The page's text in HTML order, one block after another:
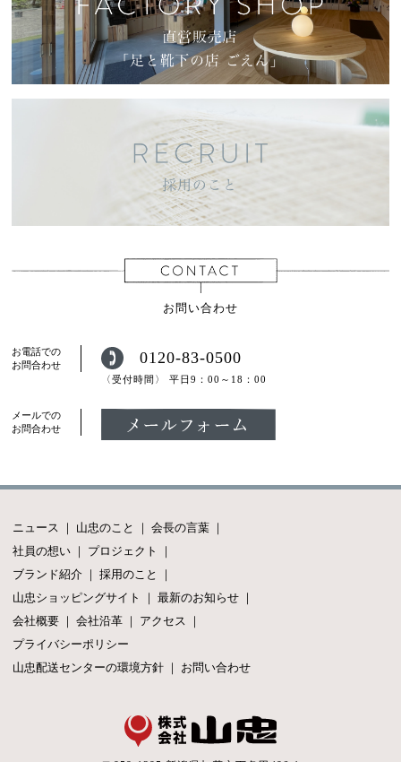
お問い合わせ
お電話での
お問合わせ
0120-83-0500
〈受付時間〉 平日9：00～18：00
メールでの
お問合わせ
ニュース ｜ 山忠のこと ｜会長の言葉 ｜
社員の想い ｜ プロジェクト
｜
ブランド紹介 ｜採用のこと
｜
山忠ショッピングサイト
｜最新のお知らせ ｜
会社概要 ｜会社沿革 ｜ アクセス
｜
プライバシーポリシー
山忠配送センターの環境方針 ｜ お問い合わせ